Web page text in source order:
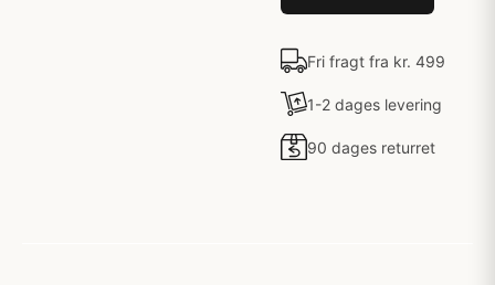
Fri fragt fra kr. 499
1-2 dages levering
90 dages returret